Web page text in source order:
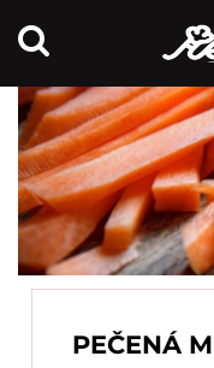
PEČENÁ